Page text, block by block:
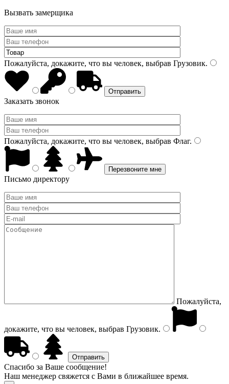
Вызвать замерщика
Пожалуйста, докажите, что вы человек, выбрав Грузовик.
Заказать звонок
Пожалуйста, докажите, что вы человек, выбрав Флаг.
Письмо директору
Пожалуйста,
докажите, что вы человек, выбрав Грузовик.
Спасибо за Ваше сообщение!
Наш менеджер свяжется с Вами в ближайшее время.